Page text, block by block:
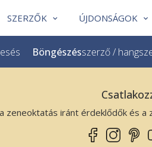
SZERZŐK ÚJDONSÁGOK
Böngészésszerző/
a zeneoktatás iránt érdeklődők és a